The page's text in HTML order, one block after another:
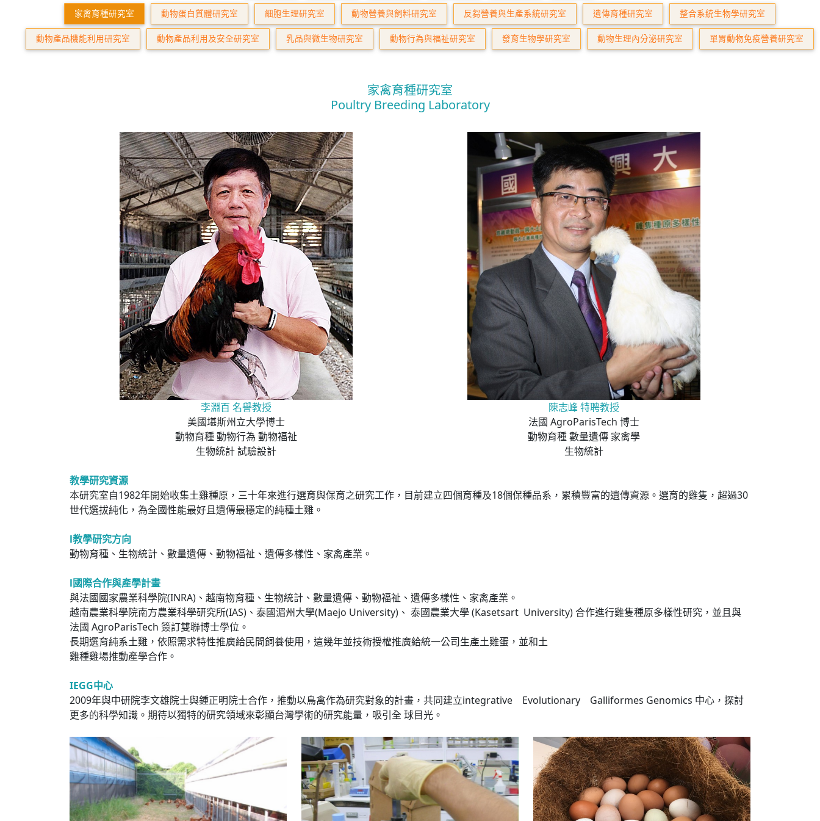
家禽育種研究室 動物蛋白質體研究室 細胞生理研究室 動物營養與飼料研究室 反芻營養與生產系統研究室 遺傳育種研究室 整合系統生物學研究室
動物產品機能利用研究室 動物產品利用及安全研究室 乳品與微生物研究室 動物行為與福祉研究室 發育生物學研究室 動物生理內分泌研究室 單胃動物免疫營養研究室
家禽育種研究室
Poultry Breeding Laboratory
李淵百 名譽教授
美國堪斯州立大學博士
動物育種 動物行為 動物福祉
生物統計 試驗設計
陳志峰 特聘教授
法國 AgroParisTech 博士
動物育種 數量遺傳 家禽學
生物統計
教學研究資源
本研究室自1982年開始收集土雞種原，三十年來進行選育與保育之研究工作，目前建立四個育種及18個保種品系，累積豐富的遺傳資源。選育的雞隻，超過30
世代選拔純化，為全國性能最好且遺傳最穩定的純種土雞。
l教學研究方向
動物育種、生物統計、數量遺傳、動物福祉、遺傳多樣性、家禽產業。
l國際合作與產學計畫
與法國國家農業科學院(INRA)、越南物育種、生物統計、數量遺傳、動物福祉、遺傳多樣性、家禽產業。
越南農業科學院南方農業科學研究所(IAS)、泰國湄州大學(Maejo University)、 泰國農業大學 (Kasetsart University) 合作進行雞隻種原多樣性研究，並且與
法國 AgroParisTech 簽訂雙聯博士學位。
長期選育純系土雞，依照需求特性推廣給民間飼養使用，這幾年並技術授權推廣給統一公司生產土雞蛋，並和土
雞種雞場推動產學合作。
IEGG中心
2009年與中研院李文雄院士與鍾正明院士合作，推動以鳥禽作為研究對象的計畫，共同建立integrative Evolutionary Galliformes Genomics 中心，探討
更多的科學知識。期待以獨特的研究領域來彰顯台灣學術的研究能量，吸引全 球目光。